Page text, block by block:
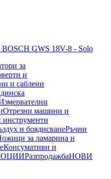
GWS 18V-8 - Solo
за
и
и саблени
Отрезни машини и
и боядисванеРъчни
за ламарина и
Консумативи и
РазпродажбаНОВИ